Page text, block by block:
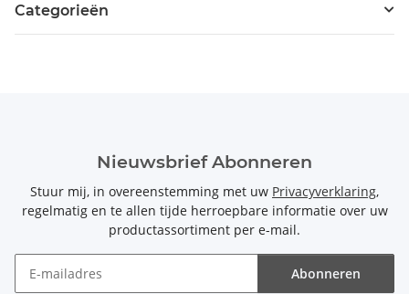
Categorieën
Nieuwsbrief Abonneren
Stuur mij, in overeenstemming met uw Privacyverklaring,
regelmatig en te allen tijde herroepbare informatie over uw
productassortiment per e-mail.
Abonneren